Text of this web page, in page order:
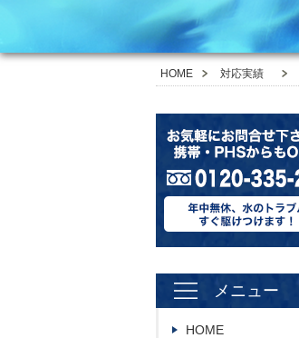
HOME 対応実績
メニュー
HOME